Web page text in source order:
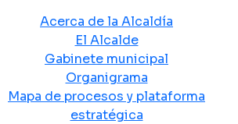
Acerca de la Alcaldía
El Alcalde
Gabinete municipal
Organigrama
Mapa de procesos y plataforma
estratégica